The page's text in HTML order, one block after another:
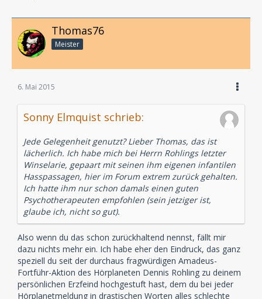
Thomas76
Meister
6. Mai 2015
Sonny Elmquist schrieb:
Jede Gelegenheit genutzt? Lieber Thomas, das ist
lächerlich. Ich habe mich bei Herrn Rohlings letzter
Winselarie, gepaart mit seinen ihm eigenen infantilen
Hasspassagen, hier im Forum extrem zurück gehalten.
Ich hatte ihm nur schon damals einen guten
Psychotherapeuten empfohlen (sein jetziger ist,
glaube ich, nicht so gut).
Also wenn du das schon zurückhaltend nennst, fällt mir
dazu nichts mehr ein. Ich habe eher den Eindruck, das ganz
speziell du seit der durchaus fragwürdigen Amadeus-
Fortführ-Aktion des Hörplaneten Dennis Rohling zu deinem
persönlichen Erzfeind hochgestuft hast, dem du bei jeder
Hörplanetmeldung in drastischen Worten alles schlechte